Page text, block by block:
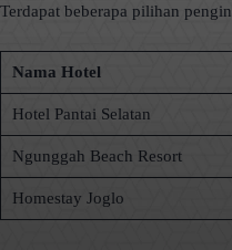
Terdapat beberapa pilihan
Nama Hotel
Hotel Pantai Selatan
Ngunggah Beach Resort
Homestay Joglo